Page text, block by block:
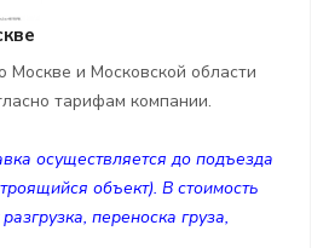
Москве и Московской области
тарифам компании.
осуществляется до подъезда
объект). В стоимость
переноска груза,